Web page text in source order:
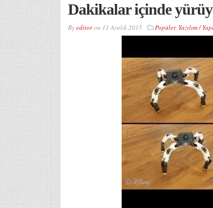
Dakikalar içinde
Byeditoron 11 Aralık 2015 Popüler, Yazılım /